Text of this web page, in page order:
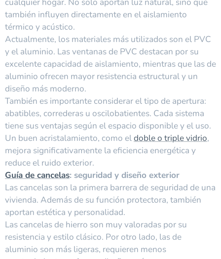
también influyen directamente en el aislamiento
térmico y acústico.
Actualmente, los materiales más utilizados son el PVC
y el aluminio. Las ventanas de PVC destacan por su
excelente capacidad de aislamiento, mientras que las de
aluminio ofrecen mayor resistencia estructural y un
diseño más moderno.
También es importante considerar el tipo de apertura:
abatibles, correderas u oscilobatientes. Cada sistema
tiene sus ventajas según el espacio disponible y el uso.
Un buen acristalamiento, como eldoble o triple vidrio,
mejora significativamente la eficiencia energética y
reduce el ruido exterior.
Guía de cancelas: seguridad y diseño exterior
Las cancelas son la primera barrera de seguridad de una
vivienda. Además de su función protectora, también
aportan estética y personalidad.
Las cancelas de hierro son muy valoradas por su
resistencia y estilo clásico. Por otro lado, las de
aluminio son más ligeras, requieren menos